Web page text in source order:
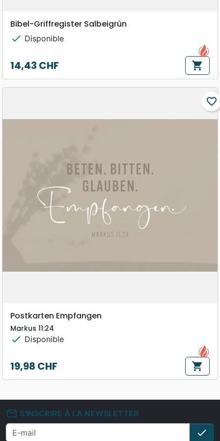
Bibel-Griffregister Salbeigrün
check Disponible
Prix
14,43 CHF shopping_cart
favorite_border
Postkarten Empfangen
Markus 11:24
check Disponible
Prix
19,98 CHF shopping_cart
mail_outline S'INSCRIRE À LA NEWSLETTER
check